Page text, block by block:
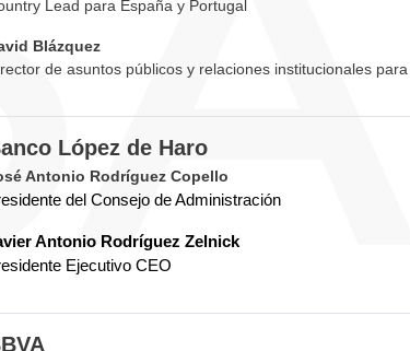
Lead para España y Portugal
Blázquez
de asuntos públicos y relaciones institucionales
López de Haro
Antonio Rodríguez Copello
del Consejo de Administración
Antonio Rodríguez Zelnick
Ejecutivo CEO